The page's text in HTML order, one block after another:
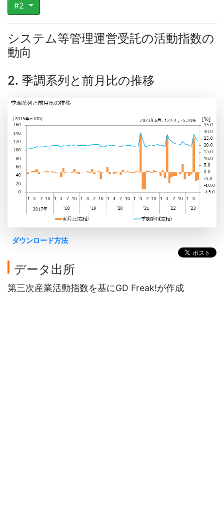
#2
システム等管理運営受託の活動指数の
動向
2. 季調系列と前月比の推移
ダウンロード方法
データ出所
第三次産業活動指数を基にGD Freak!が作成